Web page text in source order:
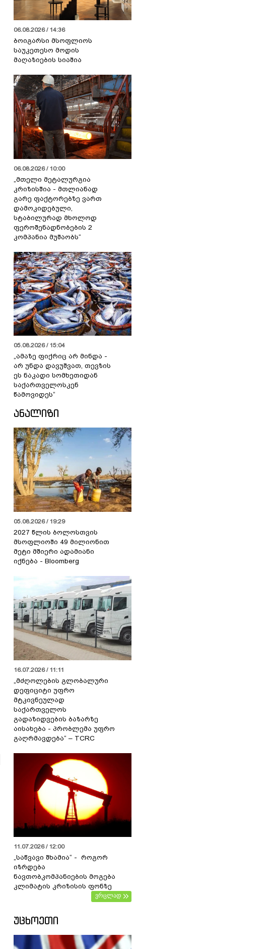
06.08.2026 / 14:36
ბოიგარსი მსოფლიოს
საუკეთესო მოდის
მაღაზიების სიაშია
06.08.2026 / 10:00
„მთელი მეტალურგია
კრიზისშია - მთლიანად
გარე ფაქტორებზე ვართ
დამოკიდებული,
სტაბილურად მხოლოდ
ფეროშენადნობების 2
კომპანია მუშაობს“
05.08.2026 / 15:04
„ამაზე ფიქრიც არ მინდა -
არ უნდა დავუშვათ, თევზის
ეს ნაკადი სომხეთიდან
საქართველოსკენ
წამოვიდეს“
ᲐᲜᲐᲚᲘᲖᲘ
05.08.2026 / 19:29
2027 წლის ბოლოსთვის
მსოფლიოში 49 მილიონით
მეტი მშიერი ადამიანი
იქნება - Bloomberg
16.07.2026 / 11:11
„მძღოლების გლობალური
დეფიციტი უფრო
მტკივნეულად
საქართველოს
გადაზიდვების ბაზარზე
აისახება - პრობლემა უფრო
გაღრმავდება“ – TCRC
11.07.2026 / 12:00
„საწვავი შხამია“ - როგორ
იზრდება
ნავთობკომპანიების მოგება
კლიმატის კრიზისის ფონზე
ვრცლად
ᲣᲪᲮᲝᲔᲗᲘ